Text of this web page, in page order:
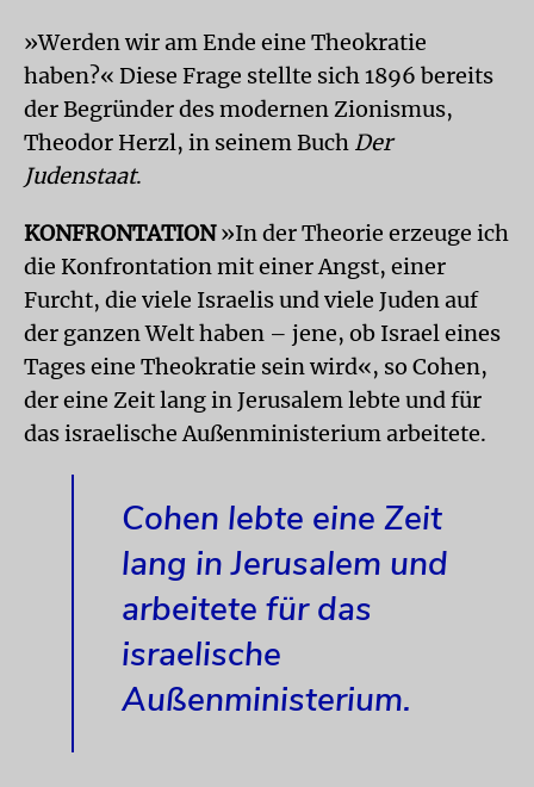
»Werden wir am Ende eine Theokratie
haben?« Diese Frage stellte sich 1896 bereits
der Begründer des modernen Zionismus,
Theodor Herzl, in seinem Buch Der
Judenstaat.
KONFRONTATION»In der Theorie erzeuge ich
die Konfrontation mit einer Angst, einer
Furcht, die viele Israelis und viele Juden auf
der ganzen Welt haben – jene, ob Israel eines
Tages eine Theokratie sein wird«, so Cohen,
der eine Zeit lang in Jerusalem lebte und für
das israelische Außenministerium arbeitete.
Cohen lebte eine Zeit
lang in Jerusalem und
arbeitete für das
israelische
Außenministerium.